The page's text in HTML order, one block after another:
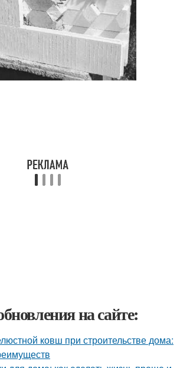
на сайте:
ковш при строительстве дома: